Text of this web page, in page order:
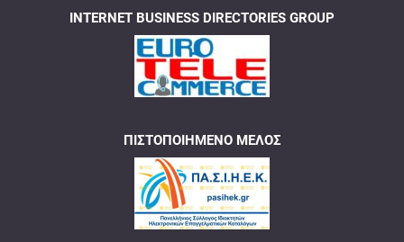
INTERNET BUSINESS DIRECTORIES GROUP
ΠΙΣΤΟΠΟΙΗΜΈΝΟ ΜΈΛΟΣ